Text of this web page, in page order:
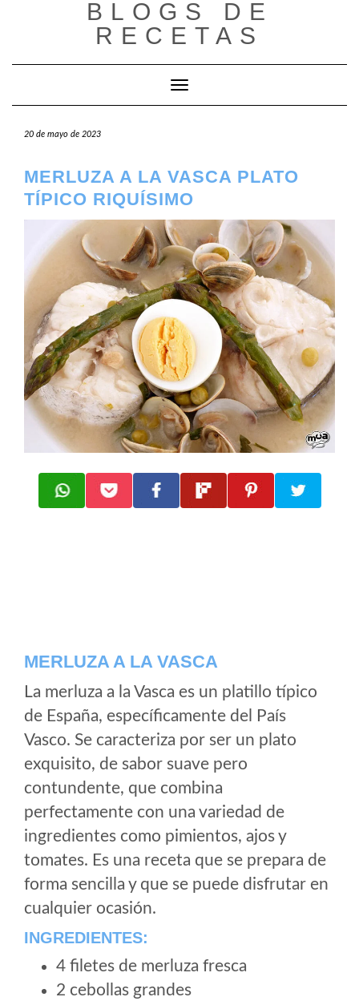
BLOGS DE
RECETAS
Cambiar modo de navegación
20 de mayo de 2023
MERLUZA A LA VASCA PLATO
TÍPICO RIQUÍSIMO
MERLUZA A LA VASCA
La merluza a la Vasca es un platillo típico
de España, específicamente del País
Vasco. Se caracteriza por ser un plato
exquisito, de sabor suave pero
contundente, que combina
perfectamente con una variedad de
ingredientes como pimientos, ajos y
tomates. Es una receta que se prepara de
forma sencilla y que se puede disfrutar en
cualquier ocasión.
INGREDIENTES:
4 filetes de merluza fresca
2 cebollas grandes